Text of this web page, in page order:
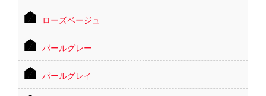
ローズベージュ
パールグレー
パールグレイ